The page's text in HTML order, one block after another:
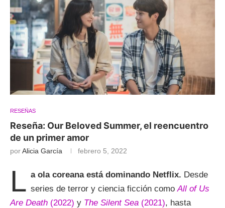
RESEÑAS
Reseña: Our Beloved Summer, el reencuentro
de un primer amor
porAlicia García febrero 5, 2022
L a ola coreana está dominando Netflix. Desde
series de terror y ciencia ficción comoAll of Us
Are Death (2022) y The Silent Sea (2021), hasta